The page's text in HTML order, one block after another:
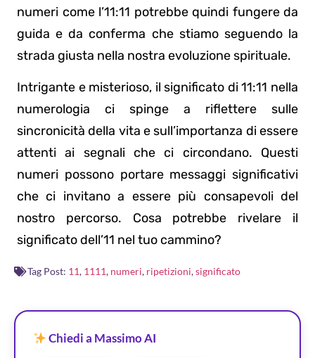
numeri come l’11:11 potrebbe quindi fungere da
guida e da conferma che stiamo seguendo la
strada giusta nella nostra evoluzione spirituale.
Intrigante e misterioso, il significato di 11:11 nella
numerologia ci spinge a riflettere sulle
sincronicità della vita e sull’importanza di essere
attenti ai segnali che ci circondano. Questi
numeri possono portare messaggi significativi
che ci invitano a essere più consapevoli del
nostro percorso. Cosa potrebbe rivelare il
significato dell’11 nel tuo cammino?
Tag Post: 11, 1111, numeri, ripetizioni,significato
Chiedi a Massimo AI